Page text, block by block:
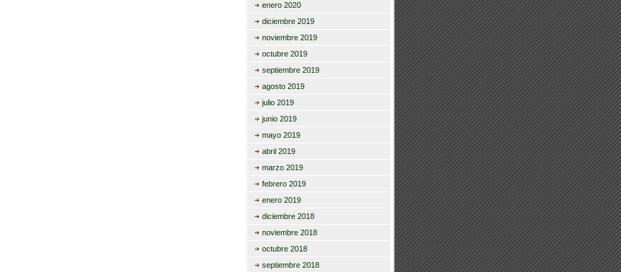
enero 2020
diciembre 2019
noviembre 2019
octubre 2019
septiembre 2019
agosto 2019
julio 2019
junio 2019
mayo 2019
abril 2019
marzo 2019
febrero 2019
enero 2019
diciembre 2018
noviembre 2018
octubre 2018
septiembre 2018